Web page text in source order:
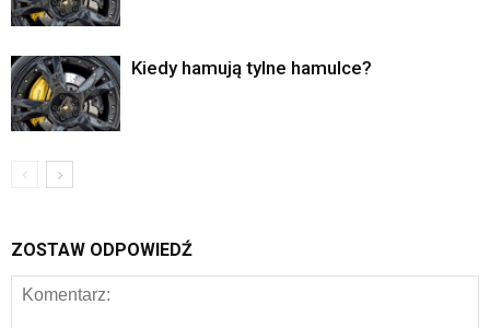
Kiedy hamują tylne hamulce?
ZOSTAW ODPOWIEDŹ